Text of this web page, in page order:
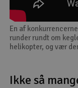
En af
runder rundt om
helikopter, og vær
Ikke så